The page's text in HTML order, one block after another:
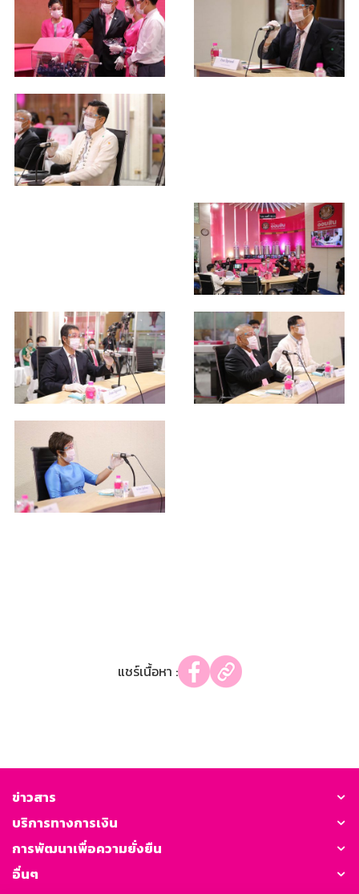
แชร์เนื้อหา :
ข่าวสาร
บริการทางการเงิน
การพัฒนาเพื่อความยั่งยืน
อื่นๆ